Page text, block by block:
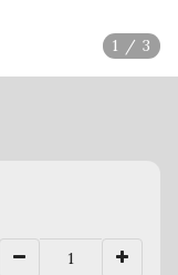
1 / 3